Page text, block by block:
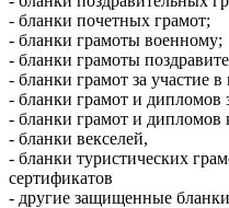
- бланки почетных грамот;
- бланки грамоты военному;
- бланки грамоты
- бланки грамот за участие в
- бланки грамот и дипломов
- бланки грамот и
- бланки векселей,
- бланки туристических
сертификатов
- другие защищенные